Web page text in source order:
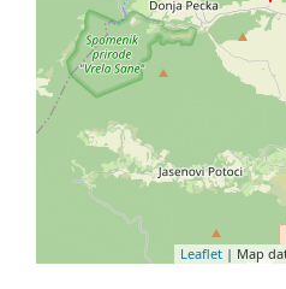
Leaflet | Map